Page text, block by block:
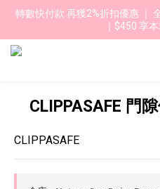
轉數快付款 再獲2%折扣優惠 ｜
｜$450 享
CLIPPASAFE 門
CLIPPASAFE